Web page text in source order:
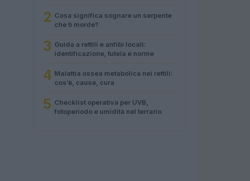
2 Cosa significa sognare un serpente
che ti morde?
3 Guida a rettili e anfibi locali:
identificazione, tutela e norme
4 Malattia ossea metabolica nei rettili:
cos’è, cause, cura
5 Checklist operativa per UVB,
fotoperiodo e umidità nel terrario